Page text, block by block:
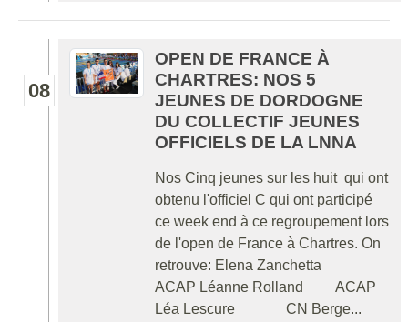
08
OPEN DE FRANCE À
CHARTRES: NOS 5
JEUNES DE DORDOGNE
DU COLLECTIF JEUNES
OFFICIELS DE LA LNNA
Nos Cinq jeunes sur les huit qui ont
obtenu l'officiel C qui ont participé
ce week end à ce regroupement lors
de l'open de France à Chartres. On
retrouve: Elena Zanchetta
ACAP Léanne Rolland ACAP
Léa Lescure CN Berge...